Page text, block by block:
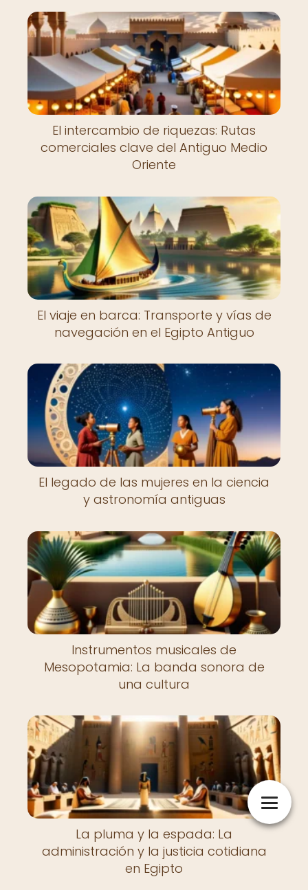
El intercambio de riquezas: Rutas
comerciales clave del Antiguo Medio
Oriente
El viaje en barca: Transporte y vías de
navegación en el Egipto Antiguo
El legado de las mujeres en la ciencia
y astronomía antiguas
Instrumentos musicales de
Mesopotamia: La banda sonora de
una cultura
La pluma y la espada: La
administración y la justicia cotidiana
en Egipto